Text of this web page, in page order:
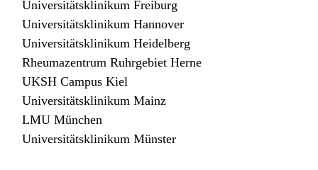
Universitätsklinikum Freiburg
Universitätsklinikum Hannover
Universitätsklinikum Heidelberg
Rheumazentrum Ruhrgebiet Herne
UKSH Campus Kiel
Universitätsklinikum Mainz
LMU München
Universitätsklinikum Münster